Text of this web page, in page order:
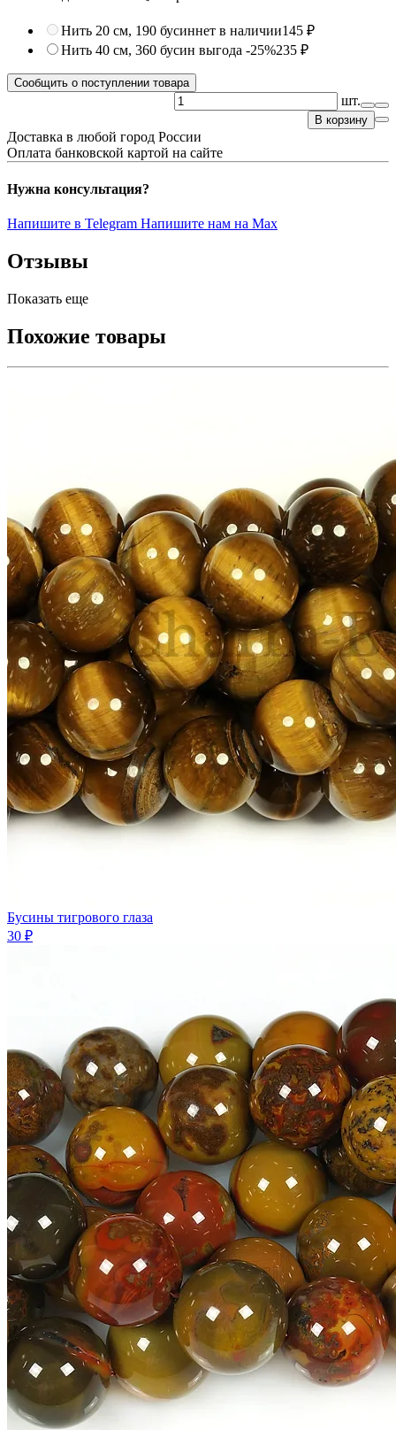
Нить 20 см, 190 бусиннет в наличии145 ₽
Нить 40 см, 360 бусин выгода -25%235 ₽
Сообщить о поступлении товара
шт.
В корзину
Доставка в любой город России
Оплата банковской картой на сайте
Нужна консультация?
Напишите в Telegram Напишите нам на Max
Отзывы
Показать еще
Похожие товары
Бусины тигрового глаза
30 ₽